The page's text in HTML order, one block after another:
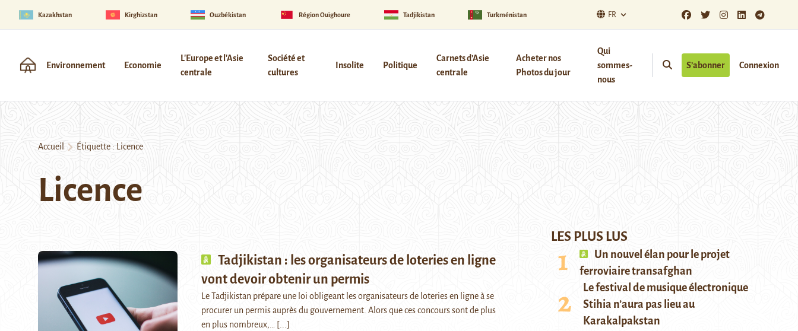
Kazakhstan Kirghizstan Ouzbékistan Région Ouïghoure Tadjikistan Turkménistan FR
Environnement Economie
L'Europe et l'Asie
centrale
Société et
cultures
Insolite Politique
Carnets d’Asie
centrale
Acheter nos
Photos du jour
Qui
sommes-
nous
S’abonner Connexion
Accueil Étiquette : Licence
Licence
Tadjikistan : les organisateurs de loteries en ligne
vont devoir obtenir un permis
Le Tadjikistan prépare une loi obligeant les organisateurs de loteries en ligne à se
procurer un permis auprès du gouvernement. Alors que ces concours sont de plus
en plus nombreux,…
[...]
LES PLUS LUS
Un nouvel élan pour le projet
ferroviaire transafghan
Le festival de musique électronique
Stihia n’aura pas lieu au
Karakalpakstan